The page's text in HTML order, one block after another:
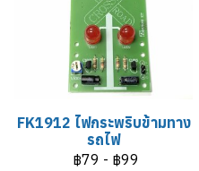
FK1912 ไฟกระพริบข้ามทาง
รถไฟ
฿79 - ฿99